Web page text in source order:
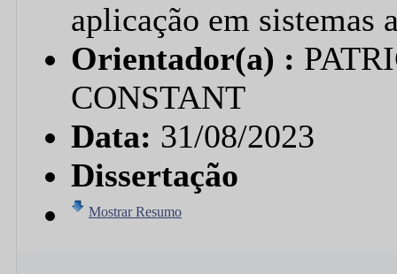
aplicação em sistemas
Orientador(a) :
CONSTANT
Data: 31/08/2023
Dissertação
Mostrar Resumo